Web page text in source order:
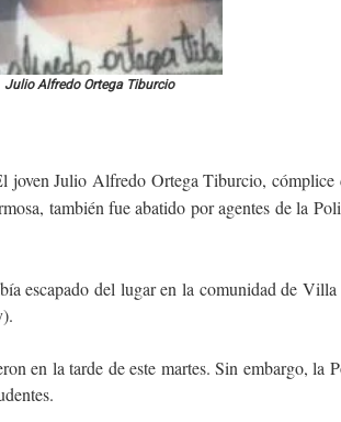
Julio Alfredo Ortega Tiburcio
joven Julio Alfredo Ortega Tiburcio, cómplice
también fue abatido por agentes de la
escapado del lugar en la comunidad de
en la tarde de este martes. Sin embargo, la